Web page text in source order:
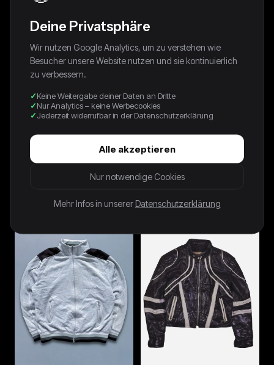
NAVY US OPEN RALPH
Polo Ralph Lauren Vintage
38,00 €
Deine Privatsphäre
Wir nutzen Google Analytics, um zu verstehen wie
Besucher unsere Website nutzen und sie kontinuierlich
zu verbessern.
Keine Weitergabe deiner Daten an Dritte
Nur Analytics – keine Werbecookies
Jederzeit widerrufbar in der Datenschutzerklärung
Alle akzeptieren
Nur notwendige Cookies
Mehr Infos in unserer Datenschutzerklärung